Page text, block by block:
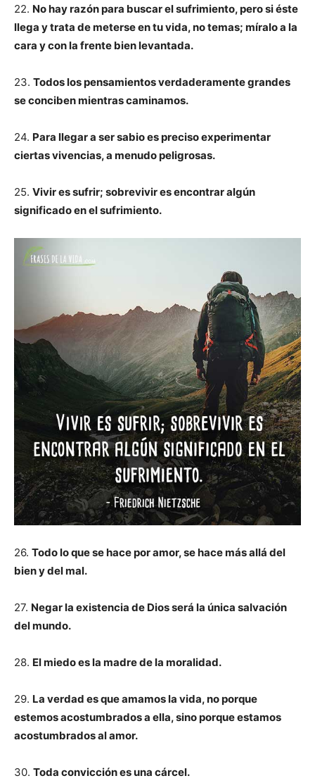
22. No hay razón para buscar el sufrimiento, pero si éste
llega y trata de meterse en tu vida, no temas; míralo a la
cara y con la frente bien levantada.
23. Todos los pensamientos verdaderamente grandes
se conciben mientras caminamos.
24. Para llegar a ser sabio es preciso experimentar
ciertas vivencias, a menudo peligrosas.
25. Vivir es sufrir; sobrevivir es encontrar algún
significado en el sufrimiento.
26. Todo lo que se hace por amor, se hace más allá del
bien y del mal.
27. Negar la existencia de Dios será la única salvación
del mundo.
28. El miedo es la madre de la moralidad.
29. La verdad es que amamos la vida, no porque
estemos acostumbrados a ella, sino porque estamos
acostumbrados al amor.
30. Toda convicción es una cárcel.